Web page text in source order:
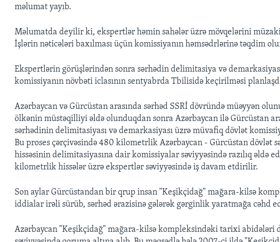
məlumat yayıb.
Məlumatda deyilir ki, ekspertlər həmin sahələr üzrə mövqelərini
İşlərin nəticələri baxılması üçün komissiyanın həmsədrlərinə təqdim
Ekspertlərin görüşlərindən sonra sərhədin delimitasiya və
komissiyanın növbəti iclasının sentyabrda Tbilisidə keçirilməsi
Azərbaycan və Gürcüstan arasında sərhəd SSRİ dövründə müəyyən
ölkənin müstəqilliyi əldə olunduqdan sonra Azərbaycan ilə Gürcüstan
sərhədinin delimitasiyası və demarkasiyası üzrə müvafiq dövlət
Bu proses çərçivəsində 480 kilometrlik Azərbaycan - Gürcüstan dövlət
hissəsinin delimitasiyasına dair komissiyalar səviyyəsində razılıq əldə
kilometrlik hissələr üzrə ekspertlər səviyyəsində iş davam etdirilir.
​Son aylar Gürcüstandan bir qrup insan "Keşikçidağ" mağara-kilsə
iddialar irəli sürüb, sərhəd ərazisinə gələrək gərginlik yaratmağa cəhd
Azərbaycan "Keşikçidağ" mağara-kilsə kompleksindəki tarixi abidələri